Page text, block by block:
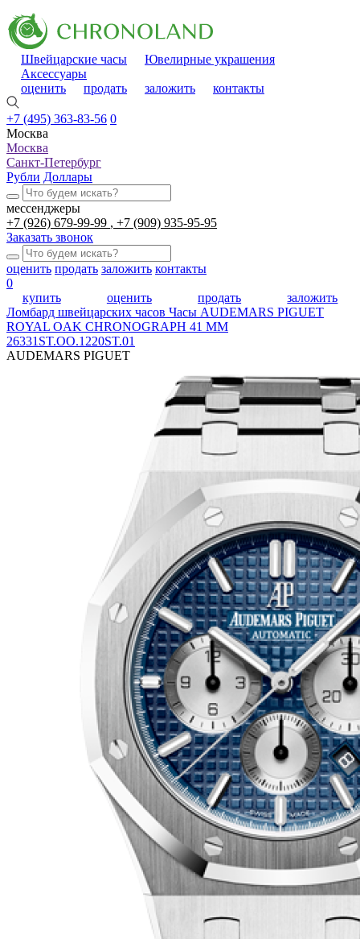
Швейцарские часы
Ювелирные украшения
Аксессуары
оценить
продать заложить контакты
+7 (495) 363-83-56 0
Москва
Москва
Санкт-Петербург
Рубли Доллары
мессенджеры
+7 (926) 679-99-99
+7 (909) 935-95-95
Заказать звонок
оценить продать заложить контакты
0
купить
оценить продать
заложить
Ломбард швейцарских часов Часы AUDEMARS PIGUET
ROYAL OAK CHRONOGRAPH 41 MM
26331ST.OO.1220ST.01
AUDEMARS PIGUET